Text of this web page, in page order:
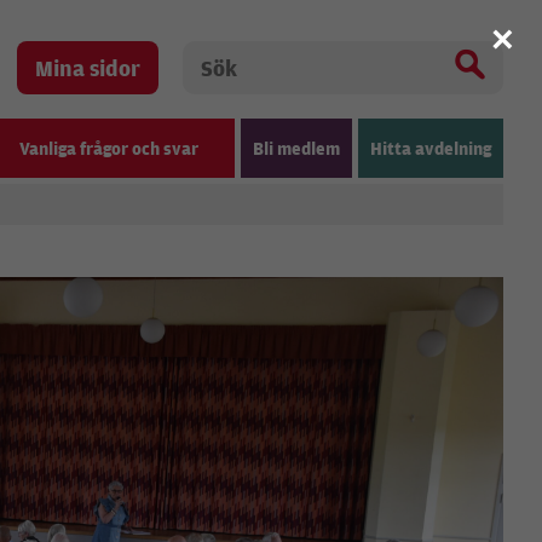
Mina sidor
Vanliga frågor och svar Bli medlem Hitta avdelning
×